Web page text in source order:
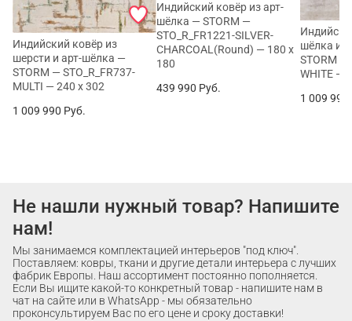
Индийский ковёр из
шерсти и арт-шёлка —
STORM — STO_R_FR737-
MULTI — 240 x 302
1 009 990 Руб.
Индийский ковёр из арт-
шёлка — STORM —
STO_R_FR1221-SILVER-
CHARCOAL(Round) — 180 x
180
439 990 Руб.
шёлка и
STORM —
WHITE —
1 009 990
Не нашли нужный товар? Напишите
нам!
Мы занимаемся комплектацией интерьеров "под ключ".
Поставляем: ковры, ткани и другие детали интерьера с лучших
фабрик Европы. Наш ассортимент постоянно пополняется.
Если Вы ищите какой-то конкретный товар - напишите нам в
чат на сайте или в WhatsApp - мы обязательно
проконсультируем Вас по его цене и сроку доставки!